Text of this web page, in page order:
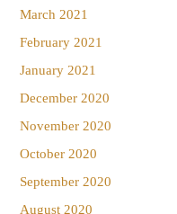
March 2021
February 2021
January 2021
December 2020
November 2020
October 2020
September 2020
August 2020